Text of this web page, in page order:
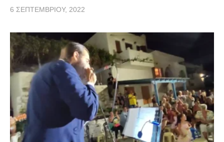
6 ΣΕΠΤΕΜΒΡΊΟΥ, 2022